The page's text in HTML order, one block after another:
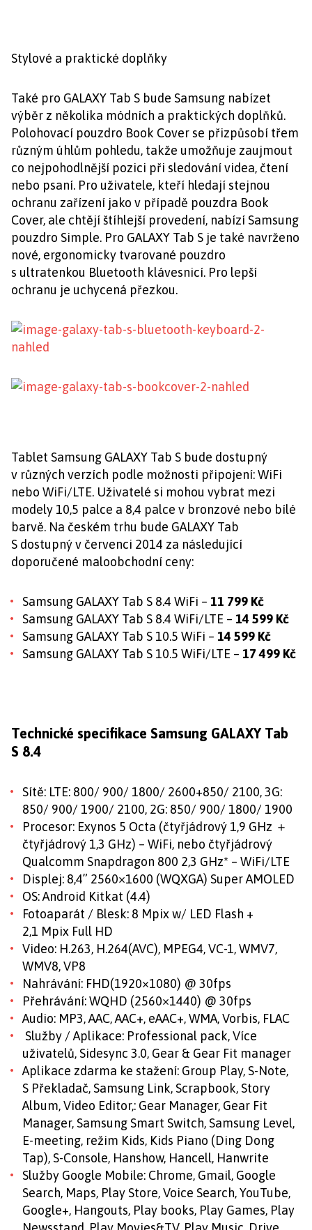
Stylové a praktické doplňky
Také pro GALAXY Tab S bude Samsung nabízet
výběr z několika módních a praktických doplňků.
Polohovací pouzdro Book Cover se přizpůsobí třem
různým úhlům pohledu, takže umožňuje zaujmout
co nejpohodlnější pozici při sledování videa, čtení
nebo psaní. Pro uživatele, kteří hledají stejnou
ochranu zařízení jako v případě pouzdra Book
Cover, ale chtějí štíhlejší provedení, nabízí Samsung
pouzdro Simple. Pro GALAXY Tab S je také navrženo
nové, ergonomicky tvarované pouzdro
s ultratenkou Bluetooth klávesnicí. Pro lepší
ochranu je uchycená přezkou.
Tablet Samsung GALAXY Tab S bude dostupný
v různých verzích podle možnosti připojení: WiFi
nebo WiFi/LTE. Uživatelé si mohou vybrat mezi
modely 10,5 palce a 8,4 palce v bronzové nebo bílé
barvě. Na českém trhu bude GALAXY Tab
S dostupný v červenci 2014 za následující
doporučené maloobchodní ceny:
Samsung GALAXY Tab S 8.4 WiFi – 11 799 Kč
Samsung GALAXY Tab S 8.4 WiFi/LTE – 14 599 Kč
Samsung GALAXY Tab S 10.5 WiFi – 14 599 Kč
Samsung GALAXY Tab S 10.5 WiFi/LTE – 17 499 Kč
Technické specifikace Samsung GALAXY Tab
S 8.4
Sítě: LTE: 800/ 900/ 1800/ 2600+850/ 2100, 3G:
850/ 900/ 1900/ 2100, 2G: 850/ 900/ 1800/ 1900
Procesor: Exynos 5 Octa (čtyřjádrový 1,9 GHz ＋
čtyřjádrový 1,3 GHz) – WiFi, nebo čtyřjádrový
Qualcomm Snapdragon 800 2,3 GHz* – WiFi/LTE
Displej: 8,4” 2560×1600 (WQXGA) Super AMOLED
OS: Android Kitkat (4.4)
Fotoaparát / Blesk: 8 Mpix w/ LED Flash +
2,1 Mpix Full HD
Video: H.263, H.264(AVC), MPEG4, VC-1, WMV7,
WMV8, VP8
Nahrávání: FHD(1920×1080) @ 30fps
Přehrávání: WQHD (2560×1440) @ 30fps
Audio: MP3, AAC, AAC+, eAAC+, WMA, Vorbis, FLAC
Služby / Aplikace: Professional pack, Více
uživatelů, Sidesync 3.0, Gear & Gear Fit manager
Aplikace zdarma ke stažení: Group Play, S-Note,
S Překladač, Samsung Link, Scrapbook, Story
Album, Video Editor,: Gear Manager, Gear Fit
Manager, Samsung Smart Switch, Samsung Level,
E-meeting, režim Kids, Kids Piano (Ding Dong
Tap), S-Console, Hanshow, Hancell, Hanwrite
Služby Google Mobile: Chrome, Gmail, Google
Search, Maps, Play Store, Voice Search, YouTube,
Google+, Hangouts, Play books, Play Games, Play